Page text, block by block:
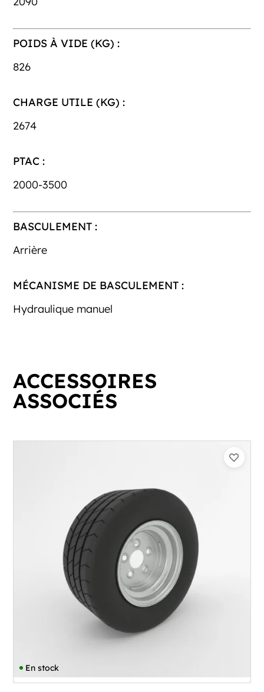
POIDS À VIDE (KG) :
826
CHARGE UTILE (KG) :
2674
PTAC :
2000-3500
BASCULEMENT :
Arrière
MÉCANISME DE BASCULEMENT :
Hydraulique manuel
ACCESSOIRES
ASSOCIÉS
En stock